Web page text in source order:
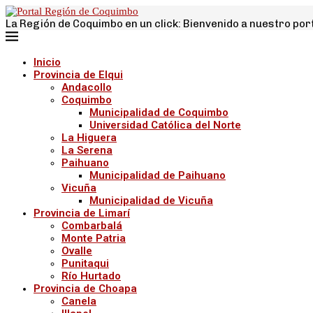
La Región de Coquimbo en un click: Bienvenido a nuestro
Inicio
Provincia de Elqui
Andacollo
Coquimbo
Municipalidad de Coquimbo
Universidad Católica del Norte
La Higuera
La Serena
Paihuano
Municipalidad de Paihuano
Vicuña
Municipalidad de Vicuña
Provincia de Limarí
Combarbalá
Monte Patria
Ovalle
Punitaqui
Río Hurtado
Provincia de Choapa
Canela